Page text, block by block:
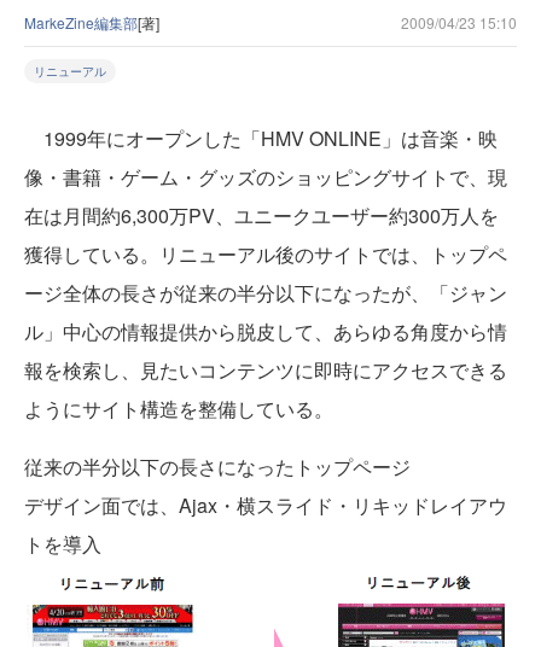
MarkeZine編集部[著] 2009/04/23 15:10
リニューアル
1999年にオープンした「HMV ONLINE」は音楽・映
像・書籍・ゲーム・グッズのショッピングサイトで、現
在は月間約6,300万PV、ユニークユーザー約300万人を
獲得している。リニューアル後のサイトでは、トップペ
ージ全体の長さが従来の半分以下になったが、「ジャン
ル」中心の情報提供から脱皮して、あらゆる角度から情
報を検索し、見たいコンテンツに即時にアクセスできる
ようにサイト構造を整備している。
従来の半分以下の長さになったトップページ
デザイン面では、Ajax・横スライド・リキッドレイアウ
トを導入